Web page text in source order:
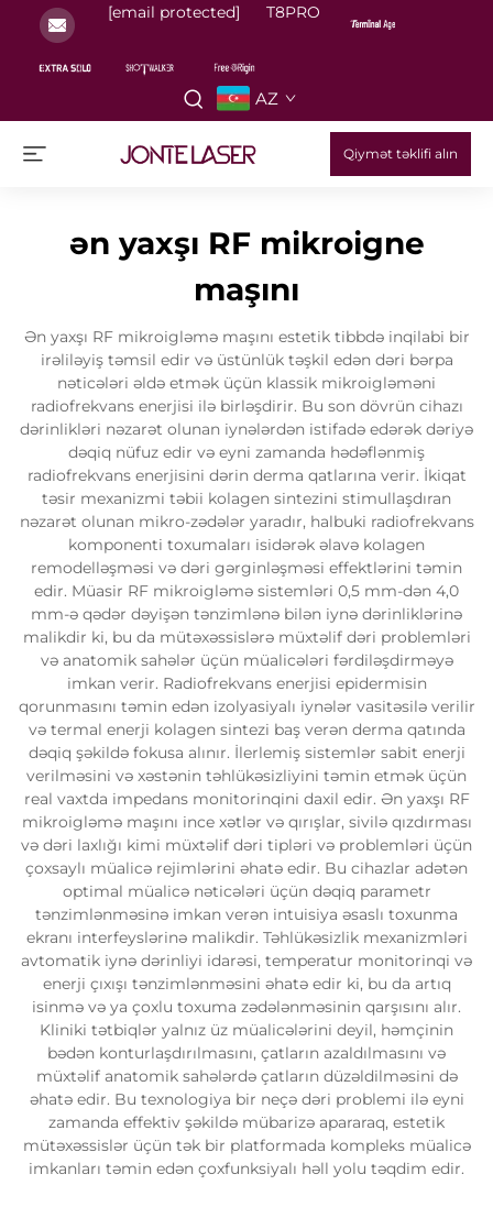
[email protected] T8PRO
AZ
Qiymət təklifi alın
ən yaxşı RF mikroigne
maşını
Ən yaxşı RF mikroigləmə maşını estetik tibbdə inqilabi bir
irəliləyiş təmsil edir və üstünlük təşkil edən dəri bərpa
nəticələri əldə etmək üçün klassik mikroigləməni
radiofrekvans enerjisi ilə birləşdirir. Bu son dövrün cihazı
dərinlikləri nəzarət olunan iynələrdən istifadə edərək dəriyə
dəqiq nüfuz edir və eyni zamanda hədəflənmiş
radiofrekvans enerjisini dərin derma qatlarına verir. İkiqat
təsir mexanizmi təbii kolagen sintezini stimullaşdıran
nəzarət olunan mikro-zədələr yaradır, halbuki radiofrekvans
komponenti toxumaları isidərək əlavə kolagen
remodelləşməsi və dəri gərginləşməsi effektlərini təmin
edir. Müasir RF mikroigləmə sistemləri 0,5 mm-dən 4,0
mm-ə qədər dəyişən tənzimlənə bilən iynə dərinliklərinə
malikdir ki, bu da mütəxəssislərə müxtəlif dəri problemləri
və anatomik sahələr üçün müalicələri fərdiləşdirməyə
imkan verir. Radiofrekvans enerjisi epidermisin
qorunmasını təmin edən izolyasiyalı iynələr vasitəsilə verilir
və termal enerji kolagen sintezi baş verən derma qatında
dəqiq şəkildə fokusa alınır. İlerlemiş sistemlər sabit enerji
verilməsini və xəstənin təhlükəsizliyini təmin etmək üçün
real vaxtda impedans monitorinqini daxil edir. Ən yaxşı RF
mikroigləmə maşını ince xətlər və qırışlar, sivilə qızdırması
və dəri laxlığı kimi müxtəlif dəri tipləri və problemləri üçün
çoxsaylı müalicə rejimlərini əhatə edir. Bu cihazlar adətən
optimal müalicə nəticələri üçün dəqiq parametr
tənzimlənməsinə imkan verən intuisiya əsaslı toxunma
ekranı interfeyslərinə malikdir. Təhlükəsizlik mexanizmləri
avtomatik iynə dərinliyi idarəsi, temperatur monitorinqi və
enerji çıxışı tənzimlənməsini əhatə edir ki, bu da artıq
isinmə və ya çoxlu toxuma zədələnməsinin qarşısını alır.
Kliniki tətbiqlər yalnız üz müalicələrini deyil, həmçinin
bədən konturlaşdırılmasını, çatların azaldılmasını və
müxtəlif anatomik sahələrdə çatların düzəldilməsini də
əhatə edir. Bu texnologiya bir neçə dəri problemi ilə eyni
zamanda effektiv şəkildə mübarizə apararaq, estetik
mütəxəssislər üçün tək bir platformada kompleks müalicə
imkanları təmin edən çoxfunksiyalı həll yolu təqdim edir.